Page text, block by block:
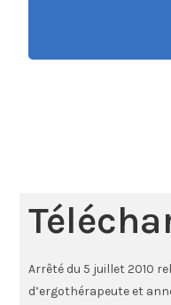
Arrêté du 5 juillet 2010
d’ergothérapeute et